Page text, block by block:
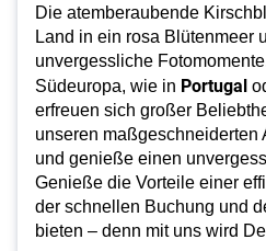
Die atemberaubende
Land in ein rosa Blütenmeer
unvergessliche
Südeuropa, wie in Portugal
erfreuen sich großer
unseren maßgeschneiderten
und genieße einen
Genieße die Vorteile einer
der schnellen Buchung und
bieten – denn mit uns wird